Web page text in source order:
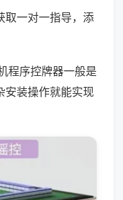
取一对一指导，添
程序控牌器一般是
安装操作就能实现